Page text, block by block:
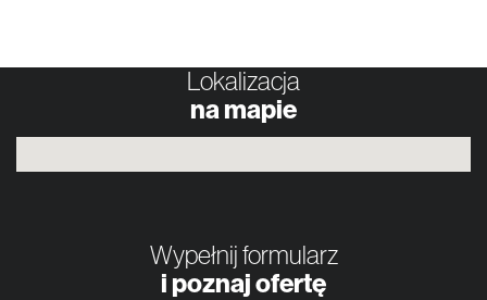
Lokalizacja
na mapie
Wypełnij formularz
i poznaj ofertę